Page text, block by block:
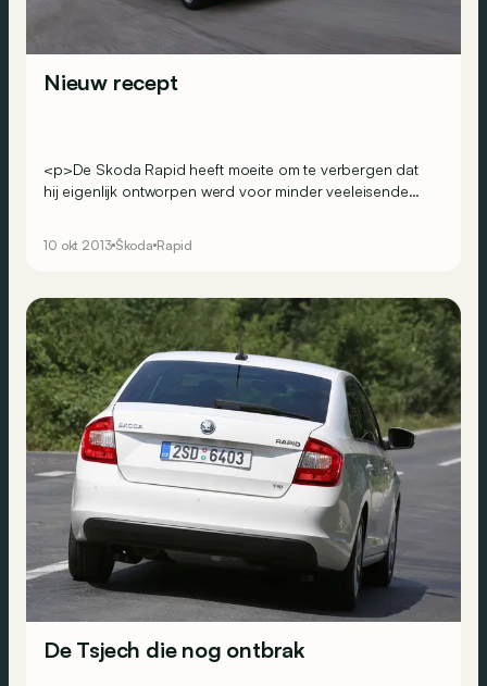
Nieuw recept
<p>De Skoda Rapid heeft moeite om te verbergen dat
hij eigenlijk ontworpen werd voor minder veeleisende
voor een model dat beter past bij onze verwachtingen.
</p> <div>&nbsp;</div>
10 okt 2013 Škoda Rapid
De Tsjech die nog ontbrak